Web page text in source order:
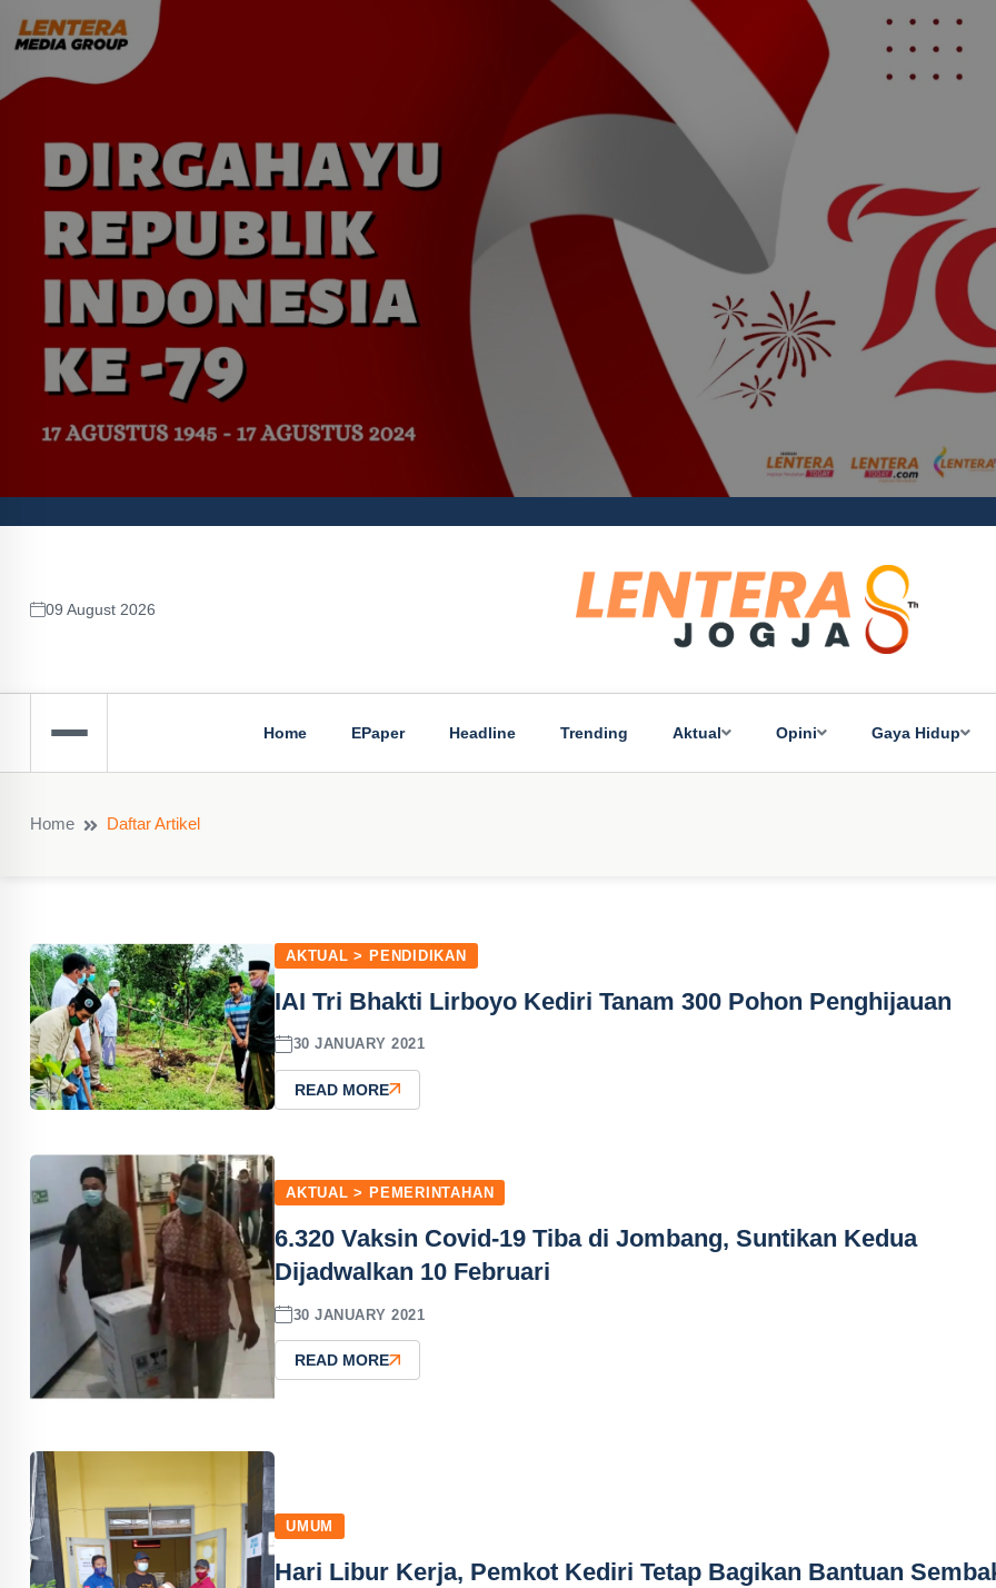
09 August 2026
Home EPaper Headline Trending Aktual Opini Gaya Hidup
Home Daftar Artikel
AKTUAL > PENDIDIKAN
IAI Tri Bhakti Lirboyo Kediri Tanam 300 Pohon Penghijauan
30 JANUARY 2021
READ MORE
AKTUAL > PEMERINTAHAN
6.320 Vaksin Covid-19 Tiba di Jombang, Suntikan Kedua
Dijadwalkan 10 Februari
30 JANUARY 2021
READ MORE
UMUM
Hari Libur Kerja, Pemkot Kediri Tetap Bagikan Bantuan